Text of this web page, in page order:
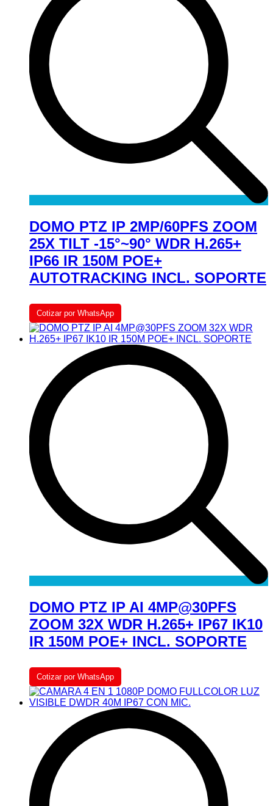
DOMO PTZ IP 2MP/60PFS ZOOM
25X TILT -15°~90° WDR H.265+
IP66 IR 150M POE+
AUTOTRACKING INCL. SOPORTE
Cotizar por WhatsApp
DOMO PTZ IP AI 4MP@30PFS
ZOOM 32X WDR H.265+ IP67 IK10
IR 150M POE+ INCL. SOPORTE
Cotizar por WhatsApp